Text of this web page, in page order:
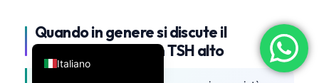
Quando in genere si discute il
trattamento per un TSH alto
Italiano
English